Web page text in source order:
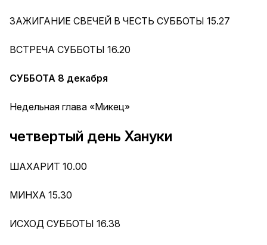
ЗАЖИГАНИЕ СВЕЧЕЙ В ЧЕСТЬ СУББОТЫ 15.27
ВСТРЕЧА СУББОТЫ 16.20
СУББОТА 8 декабря
Недельная глава «Микец»
четвертый день Хануки
ШАХАРИТ 10.00
МИНХА 15.30
ИСХОД СУББОТЫ 16.38